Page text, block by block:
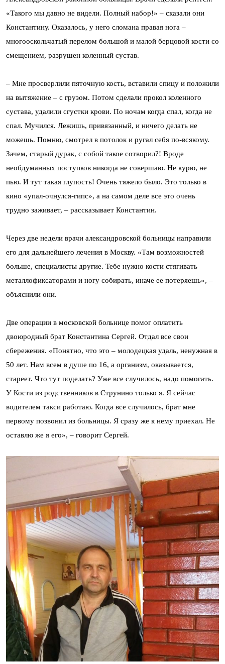
«Такого мы давно не видели. Полный набор!» – сказали они
Константину. Оказалось, у него сломана правая нога –
многооскольчатый перелом большой и малой берцовой кости со
смещением, разрушен коленный сустав.
– Мне просверлили пяточную кость, вставили спицу и положили
на вытяжение – с грузом. Потом сделали прокол коленного
сустава, удалили сгустки крови. По ночам когда спал, когда не
спал. Мучился. Лежишь, привязанный, и ничего делать не
можешь. Помню, смотрел в потолок и ругал себя по-всякому.
Зачем, старый дурак, с собой такое сотворил?! Вроде
необдуманных поступков никогда не совершаю. Не курю, не
пью. И тут такая глупость! Очень тяжело было. Это только в
кино «упал-очнулся-гипс», а на самом деле все это очень
трудно заживает, – рассказывает Константин.
Через две недели врачи александровской больницы направили
его для дальнейшего лечения в Москву. «Там возможностей
больше, специалисты другие. Тебе нужно кости стягивать
металлофиксаторами и ногу собирать, иначе ее потеряешь», –
объяснили они.
Две операции в московской больнице помог оплатить
двоюродный брат Константина Сергей. Отдал все свои
сбережения. «Понятно, что это – молодецкая удаль, ненужная в
50 лет. Нам всем в душе по 16, а организм, оказывается,
стареет. Что тут поделать? Уже все случилось, надо помогать.
У Кости из родственников в Струнино только я. Я сейчас
водителем такси работаю. Когда все случилось, брат мне
первому позвонил из больницы. Я сразу же к нему приехал. Не
оставлю же я его», – говорит Сергей.